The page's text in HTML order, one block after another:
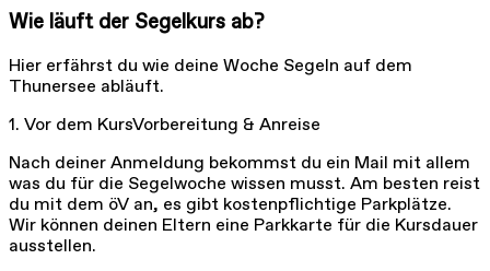
Wie läuft der Segelkurs ab?
Hier erfährst du wie deine Woche Segeln auf dem
Thunersee abläuft.
1. Vor dem KursVorbereitung & Anreise
Nach deiner Anmeldung bekommst du ein Mail mit allem
was du für die Segelwoche wissen musst. Am besten reist
du mit dem öV an, es gibt kostenpflichtige Parkplätze.
Wir können deinen Eltern eine Parkkarte für die Kursdauer
ausstellen.